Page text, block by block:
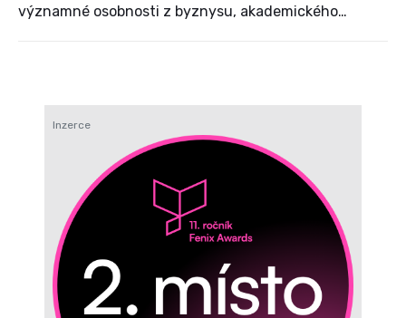
významné osobnosti z byznysu, akademického
letos zasednou v komisi také nové osobnosti.
Inzerce